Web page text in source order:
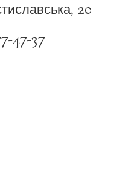
20
47-37